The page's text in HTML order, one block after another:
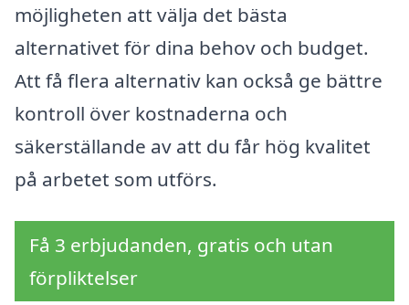
möjligheten att välja det bästa
alternativet för dina behov och budget.
Att få flera alternativ kan också ge bättre
kontroll över kostnaderna och
säkerställande av att du får hög kvalitet
på arbetet som utförs.
Få 3 erbjudanden, gratis och utan
förpliktelser